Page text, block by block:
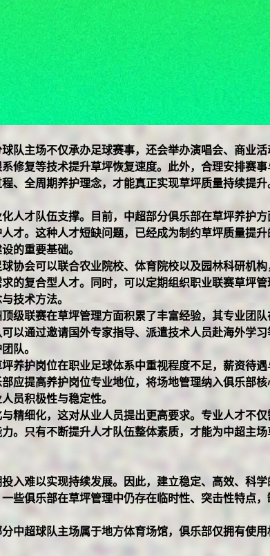
队主场不仅承办足球赛事，还会举办演唱会、商业
修复等技术提升草坪恢复速度。此外，合理安排赛
、全周期养护理念，才能真正实现草坪质量持续提升
人才队伍支撑。目前，中超部分俱乐部在草坪养护
才。这种人才短缺问题，已经成为制约草坪质量提升
的重要基础。
协会可以联合农业院校、体育院校以及园林科研机
的复合型人才。同时，可以定期组织职业联赛草坪
技术方法。
级联赛在草坪管理方面积累了丰富经验，其专业团
以通过邀请国外专家指导、派遣技术人员赴海外学
队。
养护岗位在职业足球体系中重视程度不足，薪资待
应提高养护岗位专业地位，将场地管理纳入俱乐部
员积极性与稳定性。
精细化，这对从业人员提出更高要求。专业人才不
。只有不断提升人才队伍整体素质，才能为中超主
入难以实现持续发展。因此，建立稳定、高效、科
些俱乐部在草坪管理中仍存在临时性、突击性特点
中超球队主场属于地方体育场馆，俱乐部仅拥有使